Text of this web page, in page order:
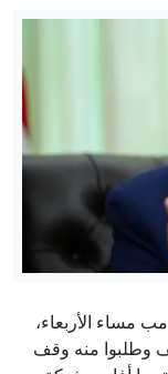
مساء الأربعاء،
وطلبوا منه وقف